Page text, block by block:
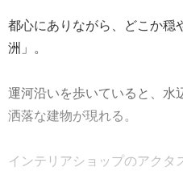
都心にありながら、どこか穏
洲」。
運河沿いを歩いていると、水
洒落な建物が現れる。
インテリアショップのアクタ